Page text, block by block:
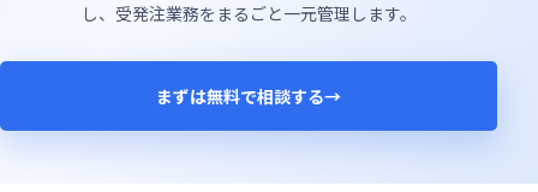
し、受発注業務をまるごと一元管理します。
まずは無料で相談する→